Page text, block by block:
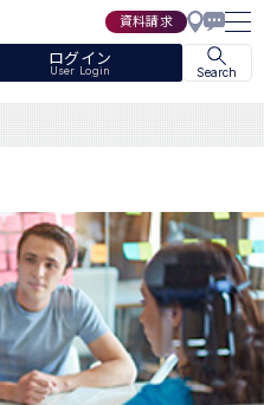
資料請求
ログイン
User Login Search